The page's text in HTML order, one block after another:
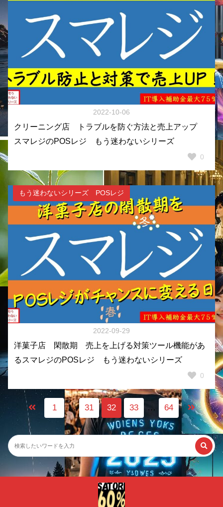
2022-10-06
クリーニング店 トラブルを防ぐ方法と売上アップ
スマレジのPOSレジ もう迷わないシリーズ
0
もう迷わないシリーズ POSレジ
2022-09-29
洋菓子店 閑散期 売上を上げる対策ツール機能があ
るスマレジのPOSレジ もう迷わないシリーズ
0
1 … 31 32 33 … 64